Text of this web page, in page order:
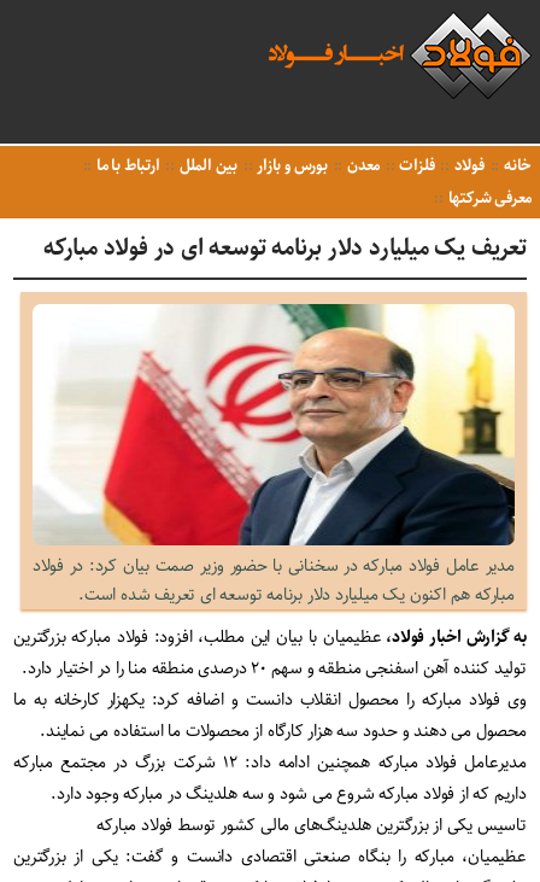
خانه فولاد فلزات معدن بورس و بازار بین الملل
ارتباط با ما
معرفی شرکتها
تعریف یک میلیارد دلار برنامه توسعه ای در فولاد مبارکه
مدیر عامل فولاد مبارکه در سخنانی با حضور وزیر صمت بیان کرد: در فولاد
مبارکه هم اکنون یک میلیارد دلار برنامه توسعه ای تعریف شده است.
به گزارش اخبار فولاد، عظیمیان با بیان این مطلب، افزود: فولاد مبارکه بزرگترین
تولید کننده آهن اسفنجی منطقه و سهم ۲۰ درصدی منطقه منا را در اختیار دارد.
وی فولاد مبارکه را محصول انقلاب دانست و اضافه کرد: یکهزار کارخانه به ما
محصول می دهند و حدود سه هزار کارگاه از محصولات ما استفاده می نمایند.
مدیرعامل فولاد مبارکه همچنین ادامه داد: ۱۲ شرکت بزرگ در مجتمع مبارکه
داریم که از فولاد مبارکه شروع می شود و سه هلدینگ در مبارکه وجود دارد.
تاسیس یکی از بزرگترین هلدینگ‌های مالی کشور توسط فولاد مبارکه
عظیمیان، مبارکه را بنگاه صنعتی اقتصادی دانست و گفت: یکی از بزرگترین